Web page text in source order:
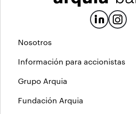
Nosotros
Información para accionistas
Grupo Arquia
Fundación Arquia